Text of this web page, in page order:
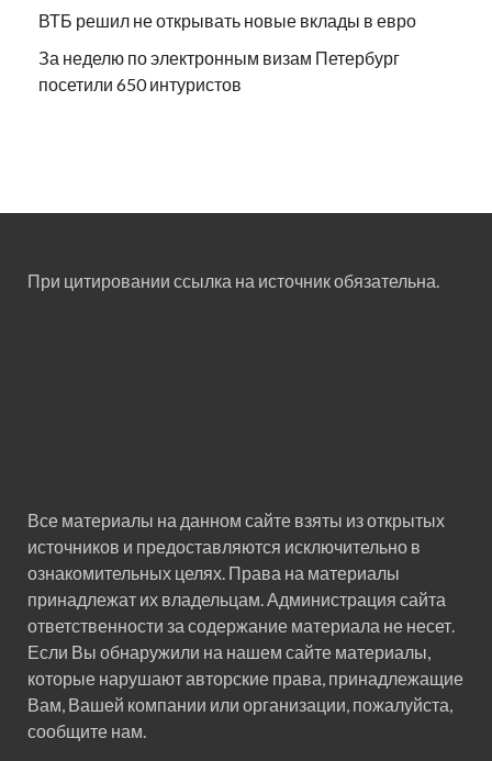
ВТБ решил не открывать новые вклады в евро
За неделю по электронным визам Петербург
посетили 650 интуристов
При цитировании ссылка на источник обязательна.
Все материалы на данном сайте взяты из открытых
источников и предоставляются исключительно в
ознакомительных целях. Права на материалы
принадлежат их владельцам. Администрация сайта
ответственности за содержание материала не несет.
Если Вы обнаружили на нашем сайте материалы,
которые нарушают авторские права, принадлежащие
Вам, Вашей компании или организации, пожалуйста,
сообщите нам.